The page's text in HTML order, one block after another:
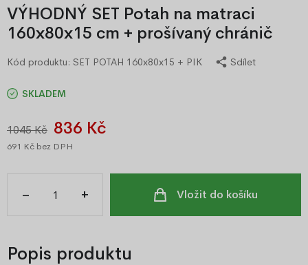
VÝHODNÝ SET Potah na matraci
160x80x15 cm + prošívaný chránič
Kód produktu: SET POTAH 160x80x15 + PIK Sdílet
SKLADEM
1045 Kč 836 Kč
691 Kč bez DPH
– + Vložit do košíku
Popis produktu